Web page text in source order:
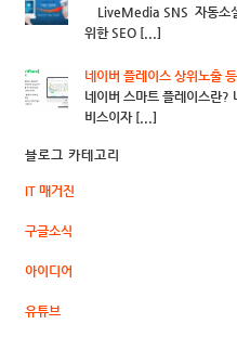
LiveMedia SNS 자동소
위한 SEO [...]
네이버 플레이스 상위노출
네이버 스마트 플레이스란?
비스이자 [...]
블로그 카테고리
IT 매거진
구글소식
아이디어
유튜브